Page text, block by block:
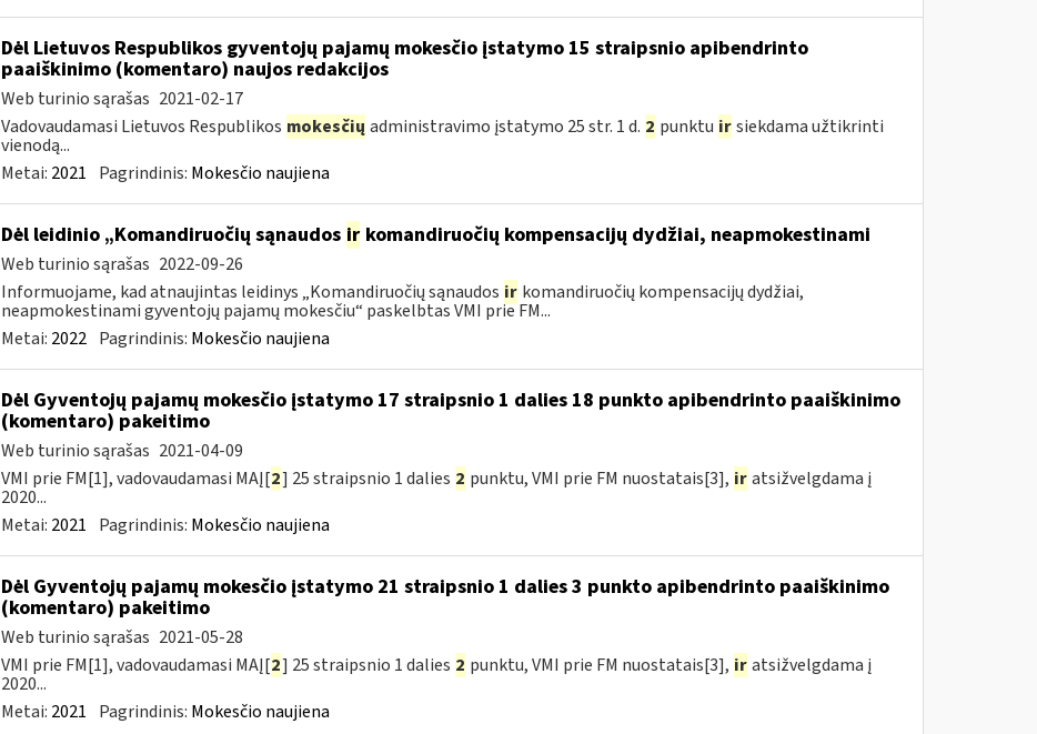
Dėl Lietuvos Respublikos gyventojų pajamų mokesčio įstatymo 15 straipsnio apibendrinto
paaiškinimo (komentaro) naujos redakcijos
Web turinio sąrašas 2021-02-17
Vadovaudamasi Lietuvos Respublikos mokesčių administravimo įstatymo 25 str. 1 d. 2 punktu ir siekdama užtikrinti
vienodą...
Metai: 2021 Pagrindinis: Mokesčio naujiena
Dėl leidinio „Komandiruočių sąnaudos irkomandiruočių kompensacijų dydžiai, neapmokestinami
Web turinio sąrašas 2022-09-26
Informuojame, kad atnaujintas leidinys „Komandiruočių sąnaudos ir komandiruočių kompensacijų dydžiai,
neapmokestinami gyventojų pajamų mokesčiu“ paskelbtas VMI prie FM...
Metai: 2022 Pagrindinis: Mokesčio naujiena
Dėl Gyventojų pajamų mokesčio įstatymo 17 straipsnio 1 dalies 18 punkto apibendrinto paaiškinimo
(komentaro) pakeitimo
Web turinio sąrašas 2021-04-09
VMI prie FM[1], vadovaudamasi MAĮ[2] 25 straipsnio 1 dalies 2 punktu, VMI prie FM nuostatais[3], ir atsižvelgdama į
2020...
Metai: 2021 Pagrindinis: Mokesčio naujiena
Dėl Gyventojų pajamų mokesčio įstatymo 21 straipsnio 1 dalies 3 punkto apibendrinto paaiškinimo
(komentaro) pakeitimo
Web turinio sąrašas 2021-05-28
VMI prie FM[1], vadovaudamasi MAĮ[2] 25 straipsnio 1 dalies 2 punktu, VMI prie FM nuostatais[3], ir atsižvelgdama į
2020...
Metai: 2021 Pagrindinis: Mokesčio naujiena